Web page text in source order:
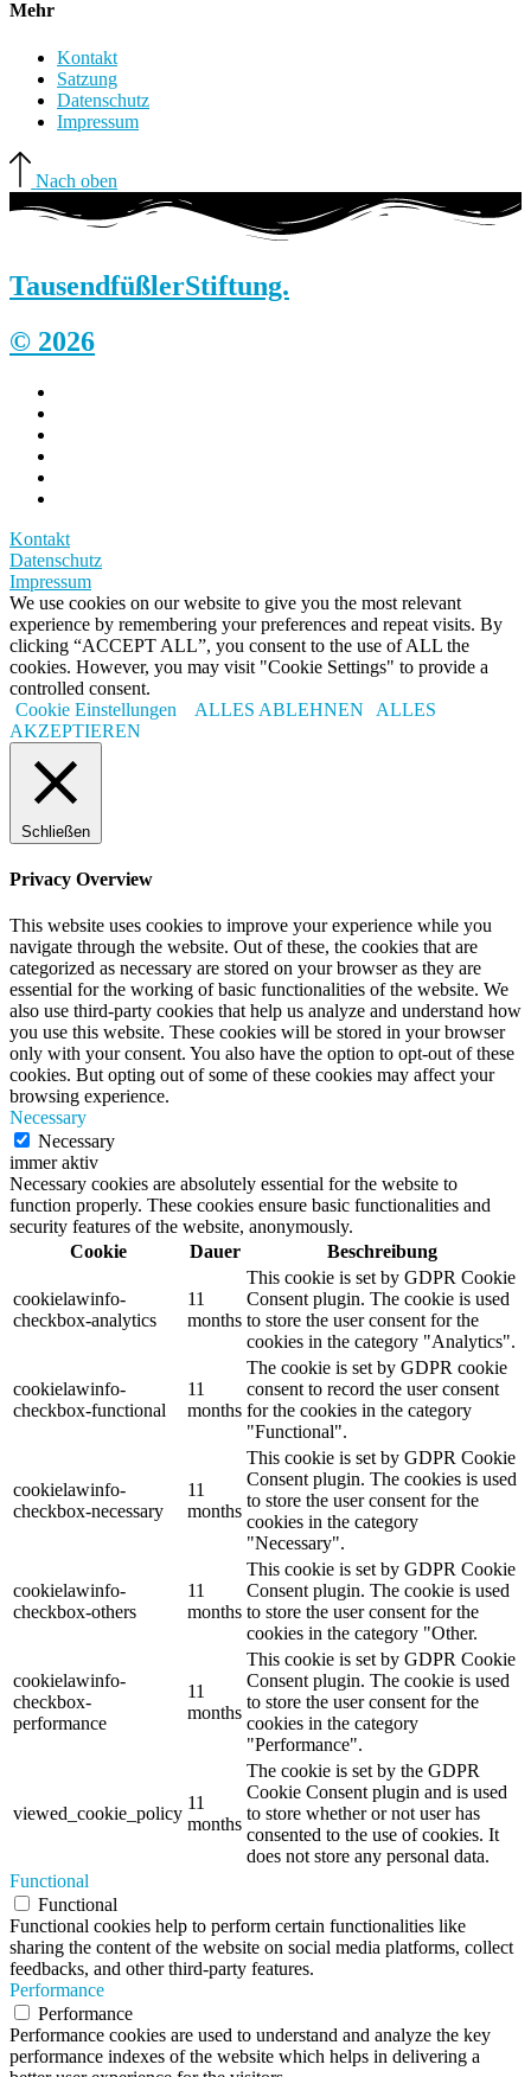
Mehr
Kontakt
Satzung
Datenschutz
Impressum
Nach oben
TausendfüßlerStiftung.
© 2026
Kontakt
Datenschutz
Impressum
We use cookies on our website to give you the most relevant
experience by remembering your preferences and repeat visits. By
clicking “ACCEPT ALL”, you consent to the use of ALL the
cookies. However, you may visit "Cookie Settings" to provide a
controlled consent.
Cookie Einstellungen
ALLES ABLEHNEN
ALLES
AKZEPTIEREN
Schließen
Privacy Overview
This website uses cookies to improve your experience while you
navigate through the website. Out of these, the cookies that are
categorized as necessary are stored on your browser as they are
essential for the working of basic functionalities of the website. We
also use third-party cookies that help us analyze and understand how
you use this website. These cookies will be stored in your browser
only with your consent. You also have the option to opt-out of these
cookies. But opting out of some of these cookies may affect your
browsing experience.
Necessary
Necessary
immer aktiv
Necessary cookies are absolutely essential for the website to
function properly. These cookies ensure basic functionalities and
security features of the website, anonymously.
Cookie
Dauer Beschreibung
cookielawinfo-
checkbox-analytics
11
months
This cookie is set by GDPR Cookie
Consent plugin. The cookie is used
to store the user consent for the
cookies in the category "Analytics".
cookielawinfo-
checkbox-functional
11
months
The cookie is set by GDPR cookie
consent to record the user consent
for the cookies in the category
"Functional".
cookielawinfo-
checkbox-necessary
11
months
This cookie is set by GDPR Cookie
Consent plugin. The cookies is used
to store the user consent for the
cookies in the category
"Necessary".
cookielawinfo-
checkbox-others
11
months
This cookie is set by GDPR Cookie
Consent plugin. The cookie is used
to store the user consent for the
cookies in the category "Other.
cookielawinfo-
checkbox-
performance
11
months
This cookie is set by GDPR Cookie
Consent plugin. The cookie is used
to store the user consent for the
cookies in the category
"Performance".
viewed_cookie_policy
11
months
The cookie is set by the GDPR
Cookie Consent plugin and is used
to store whether or not user has
consented to the use of cookies. It
does not store any personal data.
Functional
Functional
Functional cookies help to perform certain functionalities like
sharing the content of the website on social media platforms, collect
feedbacks, and other third-party features.
Performance
Performance
Performance cookies are used to understand and analyze the key
performance indexes of the website which helps in delivering a